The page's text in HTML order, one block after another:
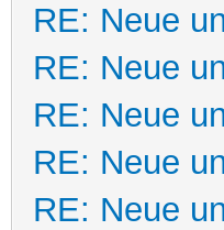
RE: Neue
RE: Neue
RE: Neue
RE: Neue
RE: Neue